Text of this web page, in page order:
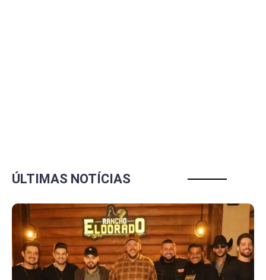
ÚLTIMAS NOTÍCIAS